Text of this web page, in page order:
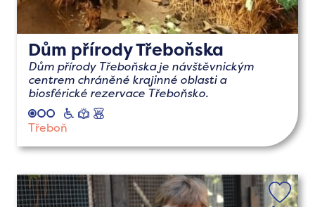
Dům přírody Třeboňska
Dům přírody Třeboňska je návštěvnickým
centrem chráněné krajinné oblasti a
biosférické rezervace Třeboňsko.
vozíčkáři
naučné
Třeboň